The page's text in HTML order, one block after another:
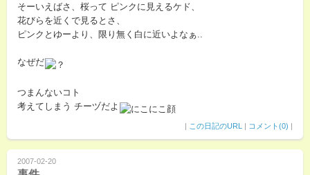
そーいえばさ、桜って ピンクに見えるケド、
花びらを近くで見るとさ、
ピンクとゆーより、限り無く白に近いよなぁ..
なぜだ
つまんないコト
考えてしまう チーヅだよ
| この日記のURL | コメント(0) |
2007-02-20